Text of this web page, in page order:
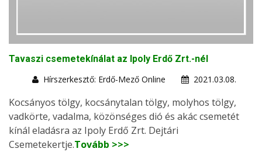
Tavaszi csemetekínálat az Ipoly Erdő Zrt.-nél
Hírszerkesztő: Erdő-Mező Online
2021.03.08.
Kocsányos tölgy, kocsánytalan tölgy, molyhos tölgy,
vadkörte, vadalma, közönséges dió és akác csemetét
kínál eladásra az Ipoly Erdő Zrt. Dejtári
Csemetekertje.Tovább >>>